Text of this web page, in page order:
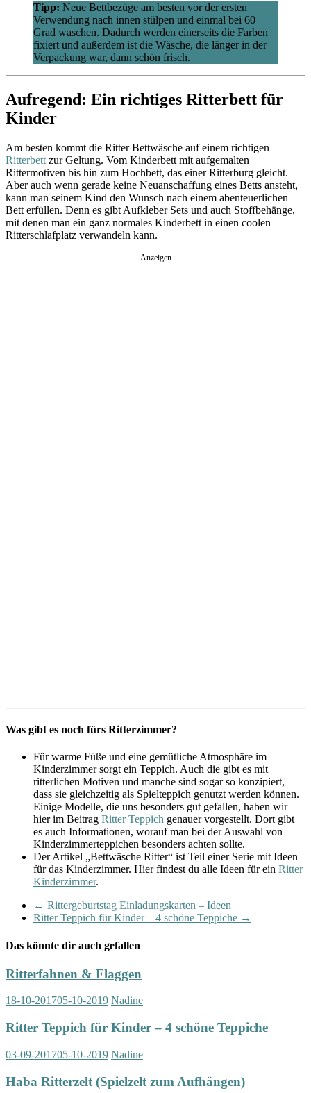
Tipp: Neue Bettbezüge am besten vor der ersten
Verwendung nach innen stülpen und einmal bei 60
Grad waschen. Dadurch werden einerseits die Farben
fixiert und außerdem ist die Wäsche, die länger in der
Verpackung war, dann schön frisch.
Aufregend: Ein richtiges Ritterbett für
Kinder
Am besten kommt die Ritter Bettwäsche auf einem richtigen
Ritterbett zur Geltung. Vom Kinderbett mit aufgemalten
Rittermotiven bis hin zum Hochbett, das einer Ritterburg gleicht.
Aber auch wenn gerade keine Neuanschaffung eines Betts ansteht,
kann man seinem Kind den Wunsch nach einem abenteuerlichen
Bett erfüllen. Denn es gibt Aufkleber Sets und auch Stoffbehänge,
mit denen man ein ganz normales Kinderbett in einen coolen
Ritterschlafplatz verwandeln kann.
Anzeigen
Was gibt es noch fürs Ritterzimmer?
Für warme Füße und eine gemütliche Atmosphäre im
Kinderzimmer sorgt ein Teppich. Auch die gibt es mit
ritterlichen Motiven und manche sind sogar so konzipiert,
dass sie gleichzeitig als Spielteppich genutzt werden können.
Einige Modelle, die uns besonders gut gefallen, haben wir
hier im Beitrag Ritter Teppich genauer vorgestellt. Dort gibt
es auch Informationen, worauf man bei der Auswahl von
Kinderzimmerteppichen besonders achten sollte.
Der Artikel „Bettwäsche Ritter“ ist Teil einer Serie mit Ideen
für das Kinderzimmer. Hier findest du alle Ideen für ein Ritter
Kinderzimmer.
← Rittergeburtstag Einladungskarten – Ideen
Ritter Teppich für Kinder – 4 schöne Teppiche →
Das könnte dir auch gefallen
Ritterfahnen & Flaggen
18-10-201705-10-2019 Nadine
Ritter Teppich für Kinder – 4 schöne Teppiche
03-09-201705-10-2019 Nadine
Haba Ritterzelt (Spielzelt zum Aufhängen)